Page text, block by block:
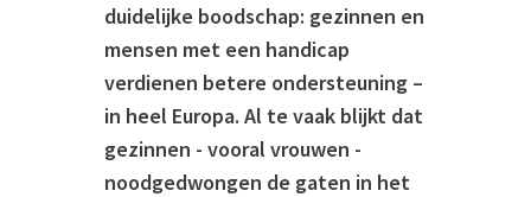
duidelijke boodschap: gezinnen en
mensen met een handicap
verdienen betere ondersteuning –
in heel Europa. Al te vaak blijkt dat
gezinnen - vooral vrouwen -
noodgedwongen de gaten in het